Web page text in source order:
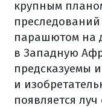
крупным
парашютом на
в Западную
предсказуемы
и
появляется